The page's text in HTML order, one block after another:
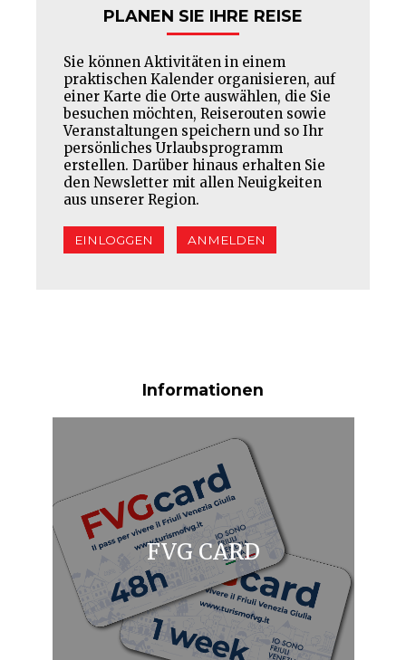
PLANEN SIE IHRE REISE
Sie können Aktivitäten in einem
praktischen Kalender organisieren, auf
einer Karte die Orte auswählen, die Sie
besuchen möchten, Reiserouten sowie
Veranstaltungen speichern und so Ihr
persönliches Urlaubsprogramm
erstellen. Darüber hinaus erhalten Sie
den Newsletter mit allen Neuigkeiten
aus unserer Region.
EINLOGGEN ANMELDEN
Informationen
FVG CARD